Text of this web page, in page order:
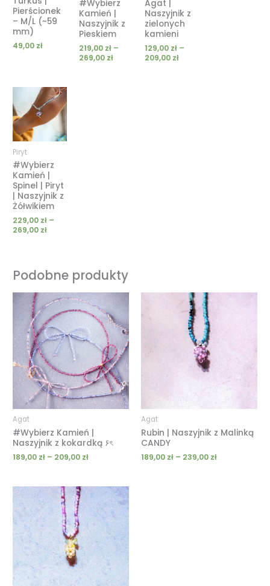
Pierścionek
– M/L (~59
mm)
49,00 zł
#Wybierz
Kamień |
Naszyjnik z
Pieskiem
219,00 zł –
269,00 zł
Agat |
Naszyjnik z
zielonych
kamieni
129,00 zł –
209,00 zł
Piryt
#Wybierz
Kamień |
Spinel | Piryt
| Naszyjnik z
Żółwikiem
229,00 zł –
269,00 zł
Zakres
cen:
od
229,00 zł
do
269,00 zł
Podobne produkty
Agat
#Wybierz Kamień |
Naszyjnik z kokardką ۶ৎ
189,00 zł – 209,00 zł
cen:
od
189,00 zł
do
209,00 zł
Agat
Rubin | Naszyjnik z Malinką
CANDY
189,00 zł – 239,00 zł
Zakres
od
189,00 zł
239,00 zł